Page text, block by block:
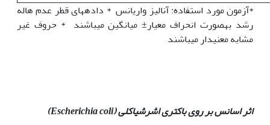
*آزمون مورد استفاده: آنالیز واریانس * داده‏های قطر عدم هاله
رشد به‏صورت انحراف معیار± میانگین می‏باشند * حروف غیر
مشابه معنی‏دار می‏باشند
اثر اسانس بر روی باکتری اشرشیاکلی (Escherichia coli
)